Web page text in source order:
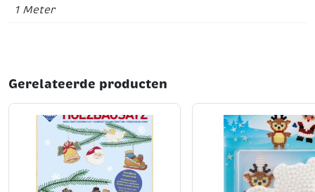
1 Meter
Gerelateerde producten